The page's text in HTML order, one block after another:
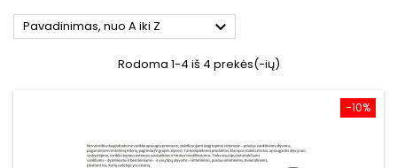
Pavadinimas, nuo A iki Z 
Rodoma 1-4 iš 4 prekės(-ių)
−10%